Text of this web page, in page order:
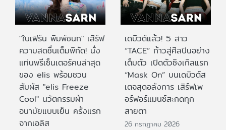
"ใบเฟิร์น พิมพ์ชนก" เสิร์ฟ
ความสดชื่นเต็มพิกัด! นั่ง
แท่นพรีเซ็นเตอร์คนล่าสุด
ของ elis พร้อมชวน
สัมผัส "elis Freeze
Cool" นวัตกรรมผ้า
อนามัยแบบเย็น ครั้งแรก
จากเอลิส
เดบิวต์แล้ว! 5 สาว
“TACE” ก้าวสู่ศิลปินอย่าง
เต็มตัว เปิดตัวซิงเกิลแรก
“Mask On” บนเดบิวต์ส
เตจสุดอลังการ เสิร์ฟเพ
อร์ฟอร์แมนซ์สะกดทุก
สายตา
26 กรกฎาคม 2026